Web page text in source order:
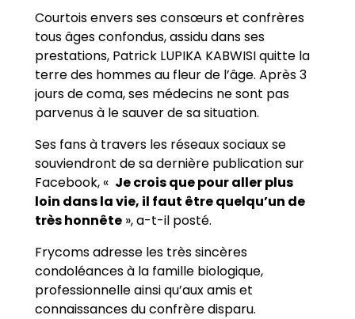
Courtois envers ses consœurs et confrères
tous âges confondus, assidu dans ses
prestations, Patrick LUPIKA KABWISI quitte la
terre des hommes au fleur de l’âge. Après 3
jours de coma, ses médecins ne sont pas
parvenus à le sauver de sa situation.
Ses fans à travers les réseaux sociaux se
souviendront de sa dernière publication sur
Facebook, « Je crois que pour aller plus
loin dans la vie, il faut être quelqu’un de
très honnête », a-t-il posté.
Frycoms adresse les très sincères
condoléances à la famille biologique,
professionnelle ainsi qu’aux amis et
connaissances du confrère disparu.